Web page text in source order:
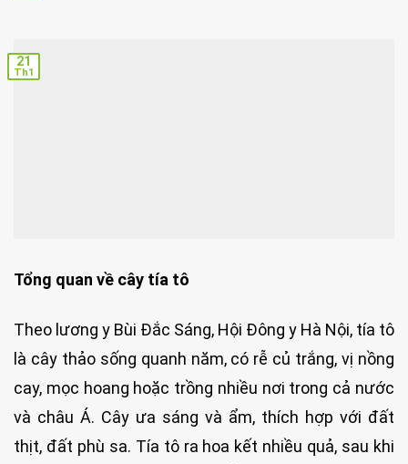
21
Th1
Tổng quan về cây tía tô
Theo lương y Bùi Đắc Sáng, Hội Đông y Hà Nội, tía tô
là cây thảo sống quanh năm, có rễ củ trắng, vị nồng
cay, mọc hoang hoặc trồng nhiều nơi trong cả nước
và châu Á. Cây ưa sáng và ẩm, thích hợp với đất
thịt, đất phù sa. Tía tô ra hoa kết nhiều quả, sau khi